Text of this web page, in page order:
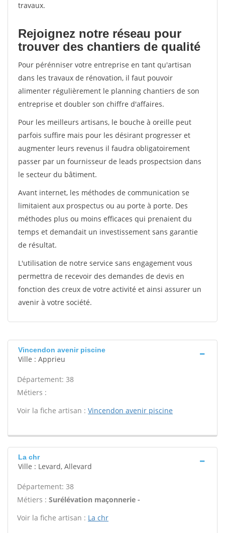
travaux.
Rejoignez notre réseau pour
trouver des chantiers de qualité
Pour pérénniser votre entreprise en tant qu'artisan
dans les travaux de rénovation, il faut pouvoir
alimenter régulièrement le planning chantiers de son
entreprise et doubler son chiffre d'affaires.
Pour les meilleurs artisans, le bouche à oreille peut
parfois suffire mais pour les désirant progresser et
augmenter leurs revenus il faudra obligatoirement
passer par un fournisseur de leads prospectsion dans
le secteur du bâtiment.
Avant internet, les méthodes de communication se
limitaient aux prospectus ou au porte à porte. Des
méthodes plus ou moins efficaces qui prenaient du
temps et demandait un investissement sans garantie
de résultat.
L'utilisation de notre service sans engagement vous
permettra de recevoir des demandes de devis en
fonction des creux de votre activité et ainsi assurer un
avenir à votre société.
Vincendon avenir piscine
Ville : Apprieu
Département: 38
Métiers :
Voir la fiche artisan : Vincendon avenir piscine
La chr
Ville : Levard, Allevard
Département: 38
Métiers : Surélévation maçonnerie -
Voir la fiche artisan : La chr